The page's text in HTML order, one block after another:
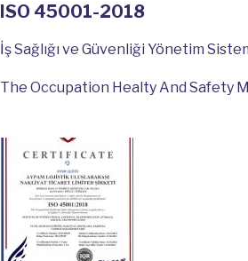
ISO 45001-2018
İş Sağlığı ve Güvenliği Yönetim
The Occupation Healty And Safety